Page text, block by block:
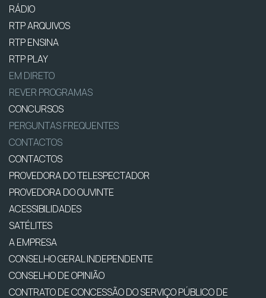
RÁDIO
RTP ARQUIVOS
RTP ENSINA
RTP PLAY
EM DIRETO
REVER PROGRAMAS
CONCURSOS
PERGUNTAS FREQUENTES
CONTACTOS
CONTACTOS
PROVEDORA DO TELESPECTADOR
PROVEDORA DO OUVINTE
ACESSIBILIDADES
SATÉLITES
A EMPRESA
CONSELHO GERAL INDEPENDENTE
CONSELHO DE OPINIÃO
CONTRATO DE CONCESSÃO DO SERVIÇO PÚBLICO DE